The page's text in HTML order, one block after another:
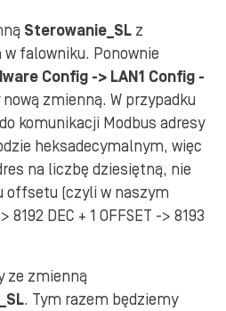
Sterowanie_SL z
falowniku. Ponownie
Config -> LAN1 Config -
zmienną. W przypadku
komunikacji Modbus adresy
heksadecymalnym, więc
na liczbę dziesiętną, nie
offsetu (czyli w naszym
DEC + 1 OFFSET -> 8193
ze zmienną
. Tym razem będziemy